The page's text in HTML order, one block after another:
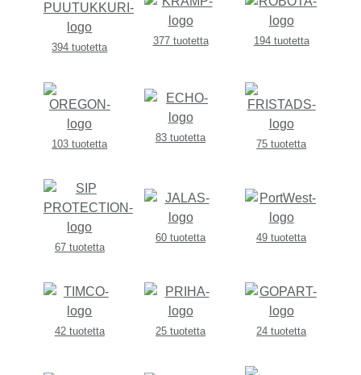
394 tuotetta
377 tuotetta 194 tuotetta
103 tuotetta
83 tuotetta
75 tuotetta
67 tuotetta
60 tuotetta 49 tuotetta
42 tuotetta 25 tuotetta 24 tuotetta